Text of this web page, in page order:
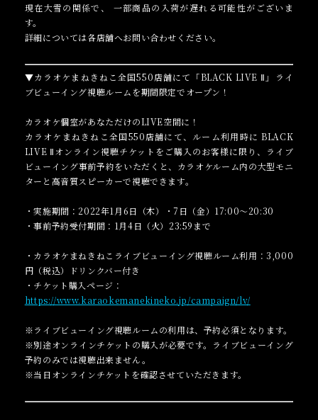
現在大雪の関係で、 一部商品の入荷が遅れる可能性がございま
す。
詳細については各店舗へお問い合わせください。
▼カラオケまねきねこ全国550店舗にて「BLACK LIVE Ⅱ」ライ
ブビューイング視聴ルームを期間限定でオープン！
カラオケ個室があなただけのLIVE空間に！
カラオケまねきねこ全国550店舗にて、ルーム利用時に BLACK
LIVE Ⅱオンライン視聴チケットをご購入のお客様に限り、ライブ
ビューイング事前予約をいただくと、カラオケルーム内の大型モニ
ターと高音質スピーカーで視聴できます。
・実施期間：2022年1月6日（木）・7日（金）17:00～20:30
・事前予約受付期間：1月4日（火）23:59まで
・カラオケまねきねこライブビューイング視聴ルーム利用：3,000
円（税込）ドリンクバー付き
・チケット購入ページ：
https://www.karaokemanekineko.jp/campaign/lv/
※ライブビューイング視聴ルームの利用は、予約必須となります。
※別途オンラインチケットの購入が必要です。ライブビューイング
予約のみでは視聴出来ません。
※当日オンラインチケットを確認させていただきます。